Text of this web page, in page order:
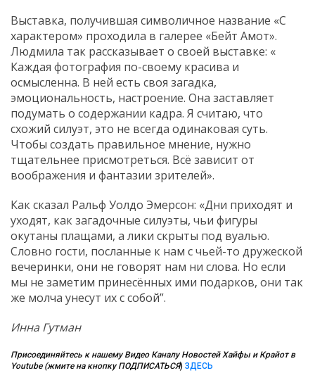
Выставка, получившая символичное название «С
характером» проходила в галерее «Бейт Амот».
Людмила так рассказывает о своей выставке: «
Каждая фотография по-своему красива и
осмысленна. В ней есть своя загадка,
эмоциональность, настроение. Она заставляет
подумать о содержании кадра. Я считаю, что
схожий силуэт, это не всегда одинаковая суть.
Чтобы создать правильное мнение, нужно
тщательнее присмотреться. Всё зависит от
воображения и фантазии зрителей».
Как сказал Ральф Уолдо Эмерсон: «Дни приходят и
уходят, как загадочные силуэты, чьи фигуры
окутаны плащами, а лики скрыты под вуалью.
Словно гости, посланные к нам с чьей-то дружеской
вечеринки, они не говорят нам ни слова. Но если
мы не заметим принесённых ими подарков, они так
же молча унесут их с собой”.
Инна Гутман
Присоединяйтесь к нашему Видео Каналу Новостей Хайфы и Крайот в
Youtube (жмите на кнопку ПОДПИСАТЬСЯ) ЗДЕСЬ